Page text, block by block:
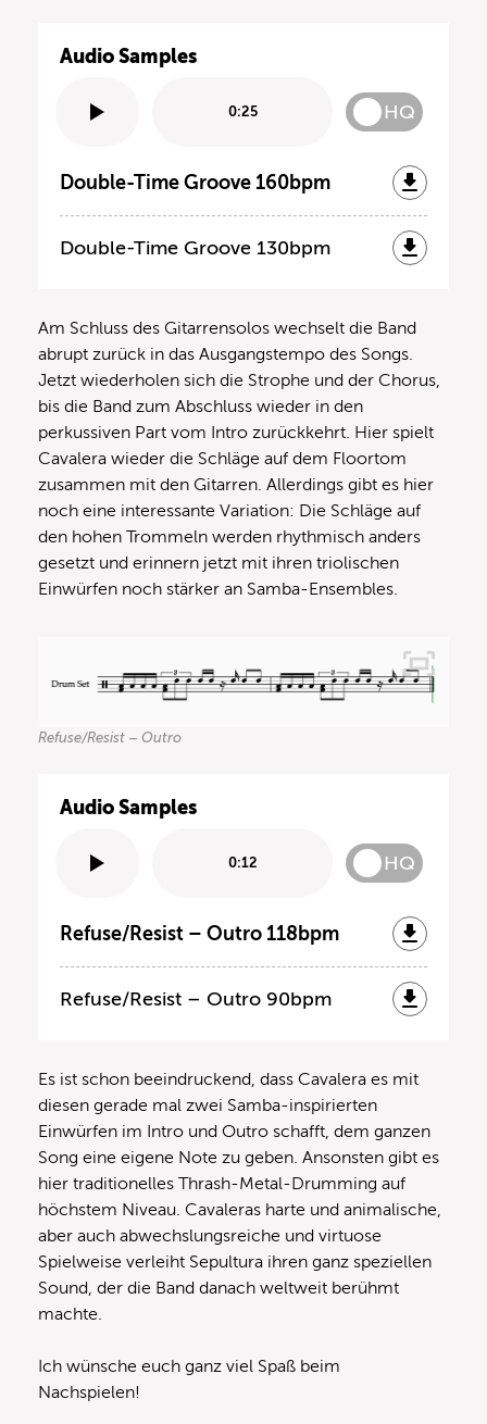
Audio Samples
0:25 HQ
Double-Time Groove 160bpm
Double-Time Groove 130bpm
Am Schluss des Gitarrensolos wechselt die Band
abrupt zurück in das Ausgangstempo des Songs.
Jetzt wiederholen sich die Strophe und der Chorus,
bis die Band zum Abschluss wieder in den
perkussiven Part vom Intro zurückkehrt. Hier spielt
Cavalera wieder die Schläge auf dem Floortom
zusammen mit den Gitarren. Allerdings gibt es hier
noch eine interessante Variation: Die Schläge auf
den hohen Trommeln werden rhythmisch anders
gesetzt und erinnern jetzt mit ihren triolischen
Einwürfen noch stärker an Samba-Ensembles.
Refuse/Resist – Outro
Audio Samples
0:12 HQ
Refuse/Resist – Outro 118bpm
Refuse/Resist – Outro 90bpm
Es ist schon beeindruckend, dass Cavalera es mit
diesen gerade mal zwei Samba-inspirierten
Einwürfen im Intro und Outro schafft, dem ganzen
Song eine eigene Note zu geben. Ansonsten gibt es
hier traditionelles Thrash-Metal-Drumming auf
höchstem Niveau. Cavaleras harte und animalische,
aber auch abwechslungsreiche und virtuose
Spielweise verleiht Sepultura ihren ganz speziellen
Sound, der die Band danach weltweit berühmt
machte.
Ich wünsche euch ganz viel Spaß beim
Nachspielen!